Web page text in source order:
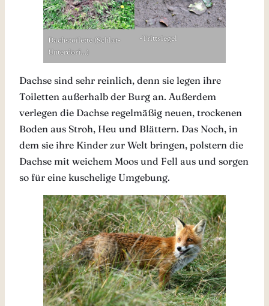
Dachstoilette (Schlat-
Unterdorf…)
-Trittsiegel
Dachse sind sehr reinlich, denn sie legen ihre
Toiletten außerhalb der Burg an. Außerdem
verlegen die Dachse regelmäßig neuen, trockenen
Boden aus Stroh, Heu und Blättern. Das Noch, in
dem sie ihre Kinder zur Welt bringen, polstern die
Dachse mit weichem Moos und Fell aus und sorgen
so für eine kuschelige Umgebung.